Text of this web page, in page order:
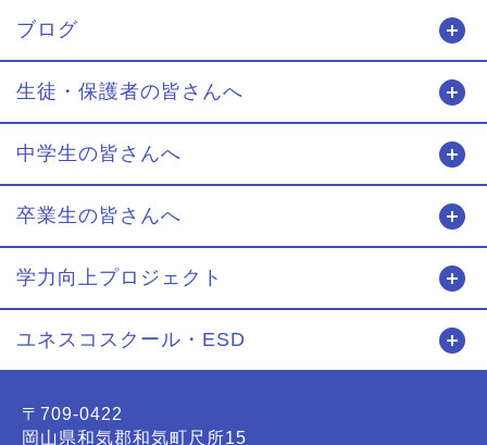
ブログ
生徒・保護者の皆さんへ
中学生の皆さんへ
卒業生の皆さんへ
学力向上プロジェクト
ユネスコスクール・ESD
〒709-0422
岡山県和気郡和気町尺所15